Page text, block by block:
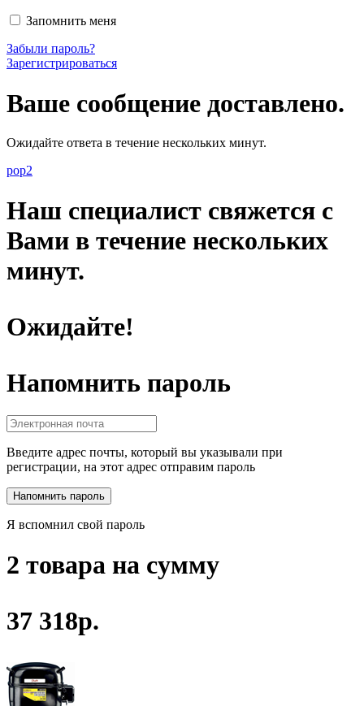
Запомнить меня
Забыли пароль?
Зарегистрироваться
Ваше сообщение доставлено.
Ожидайте ответа в течение нескольких минут.
pop2
Наш специалист свяжется с
Вами в течение нескольких
минут.
Ожидайте!
Напомнить пароль
Введите адрес почты, который вы указывали при
регистрации, на этот адрес отправим пароль
Я вспомнил свой пароль
2 товара на сумму
37 318р.